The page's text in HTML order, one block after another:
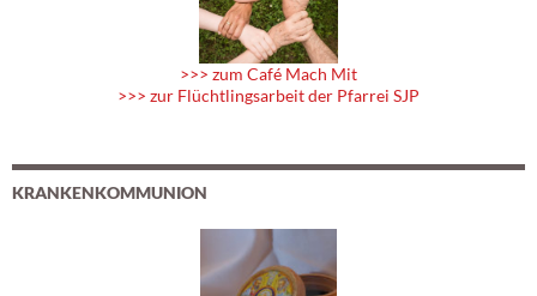
>>> zum Café Mach Mit
>>> zur Flüchtlingsarbeit der Pfarrei SJP
KRANKENKOMMUNION